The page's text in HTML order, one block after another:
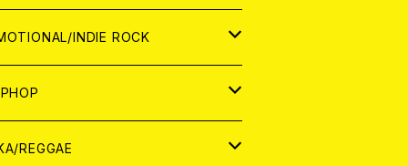
INDIE ROCK
REGGAE